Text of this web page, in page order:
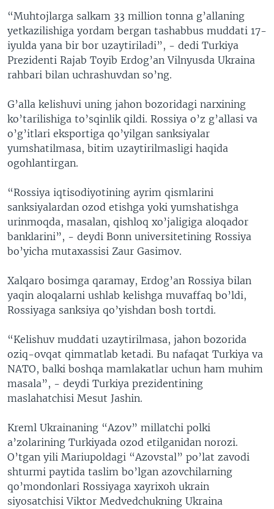
“Muhtojlarga salkam 33 million tonna g’allaning
yetkazilishiga yordam bergan tashabbus muddati 17-
iyulda yana bir bor uzaytiriladi”, - dedi Turkiya
Prezidenti Rajab Toyib Erdog’an Vilnyusda Ukraina
rahbari bilan uchrashuvdan so’ng.
G’alla kelishuvi uning jahon bozoridagi narxining
ko’tarilishiga to’sqinlik qildi. Rossiya o’z g’allasi va
o’g’itlari eksportiga qo’yilgan sanksiyalar
yumshatilmasa, bitim uzaytirilmasligi haqida
ogohlantirgan.
“Rossiya iqtisodiyotining ayrim qismlarini
sanksiyalardan ozod etishga yoki yumshatishga
urinmoqda, masalan, qishloq xo’jaligiga aloqador
banklarini”, - deydi Bonn universitetining Rossiya
bo’yicha mutaxassisi Zaur Gasimov.
Xalqaro bosimga qaramay, Erdog’an Rossiya bilan
yaqin aloqalarni ushlab kelishga muvaffaq bo’ldi,
Rossiyaga sanksiya qo’yishdan bosh tortdi.
“Kelishuv muddati uzaytirilmasa, jahon bozorida
oziq-ovqat qimmatlab ketadi. Bu nafaqat Turkiya va
NATO, balki boshqa mamlakatlar uchun ham muhim
masala”, - deydi Turkiya prezidentining
maslahatchisi Mesut Jashin.
Kreml Ukrainaning “Azov” millatchi polki
a’zolarining Turkiyada ozod etilganidan norozi.
O’tgan yili Mariupoldagi “Azovstal” po’lat zavodi
shturmi paytida taslim bo’lgan azovchilarning
qo’mondonlari Rossiyaga xayrixoh ukrain
siyosatchisi Viktor Medvedchukning Ukraina